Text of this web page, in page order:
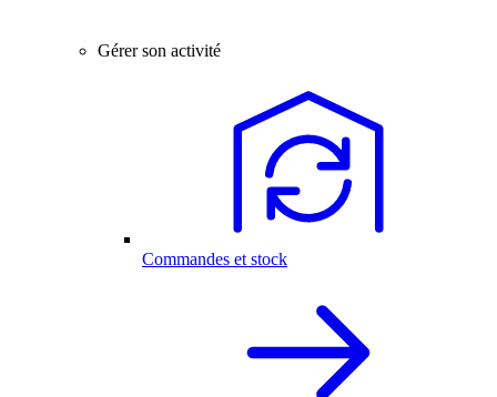
Gérer son activité
Commandes et stock